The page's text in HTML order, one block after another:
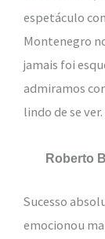
espetáculo
Montenegro
jamais foi
admiramos
lindo de se ver.
Roberto
Sucesso
emocionou